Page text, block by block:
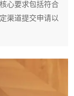
心要求包括符合
渠道提交申请以